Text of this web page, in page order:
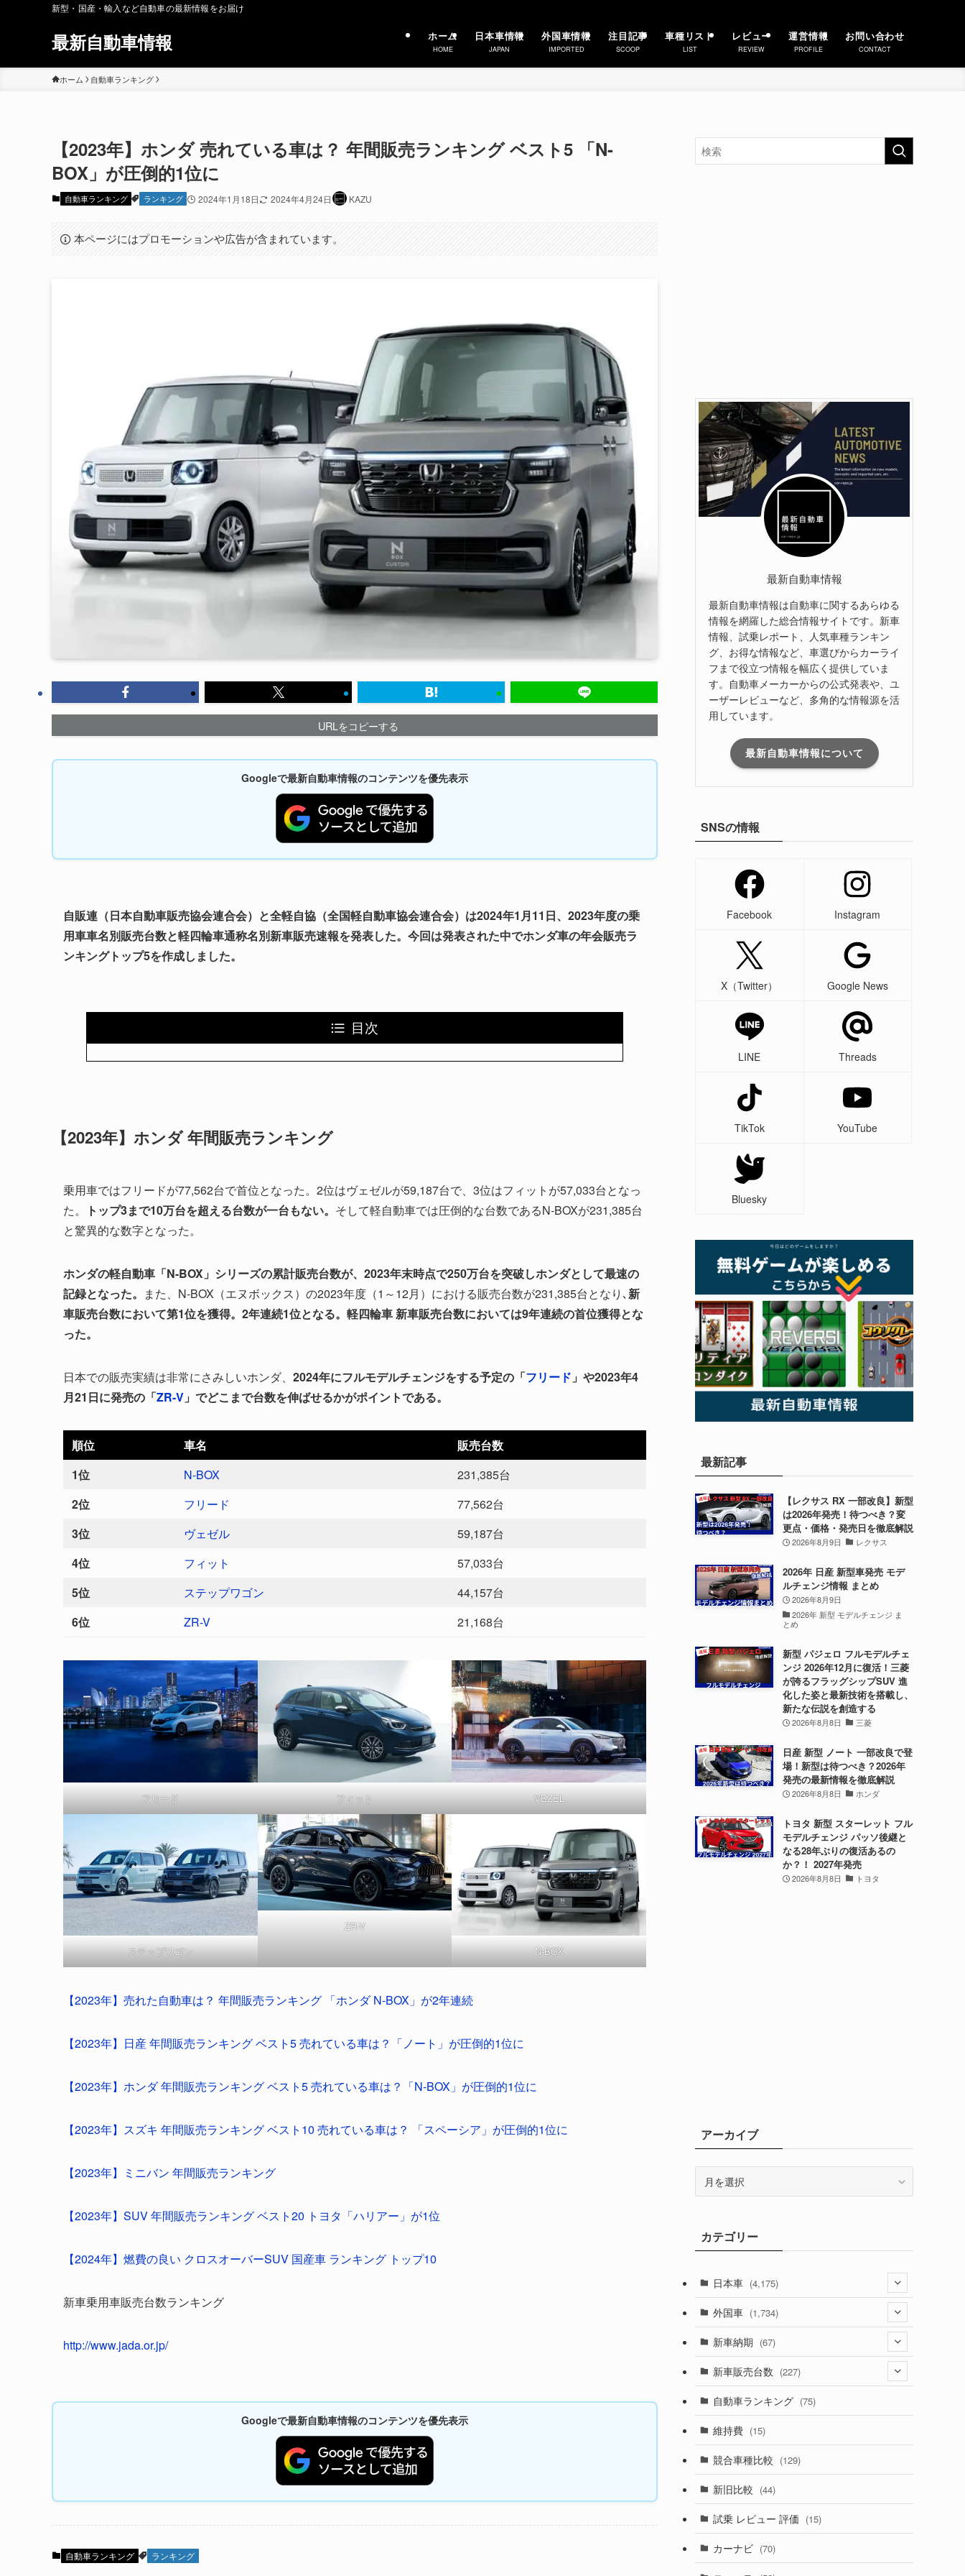
新型・国産・輸入など自動車の最新情報をお届け
最新自動車情報 ホーム
HOME
日本車情報
JAPAN
外国車情報
IMPORTED
注目記事
SCOOP
車種リスト
LIST
レビュー
REVIEW
運営情報
PROFILE
お問い合わせ
CONTACT
ホーム 自動車ランキング
【2023年】ホンダ 売れている車は？ 年間販売ランキング ベスト5 「N-
BOX」が圧倒的1位に
自動車ランキング ランキング 2024年1月18日 2024年4月24日 KAZU
本ページにはプロモーションや広告が含まれています。
URLをコピーする
Googleで最新自動車情報のコンテンツを優先表示
自販連（日本自動車販売協会連合会）と全軽自協（全国軽自動車協会連合会）は2024年1月11日、2023年度の乗
用車車名別販売台数と軽四輪車通称名別新車販売速報を発表した。今回は発表された中でホンダ車の年会販売ラ
ンキングトップ5を作成しました。
目次
【2023年】ホンダ 年間販売ランキング
乗用車ではフリードが77,562台で首位となった。2位はヴェゼルが59,187台で、3位はフィットが57,033台となっ
た。
トップ3まで10万台を超える台数が一台もない。 そして軽自動車では圧倒的な台数であるN-BOXが231,385台
と驚異的な数字となった。
ホンダの軽自動車「N-BOX」シリーズの累計販売台数が、2023年末時点で250万台を突破しホンダとして最速の
記録となった。 また、N-BOX（エヌボックス）の2023年度（1～12月）における販売台数が231,385台となり､新
車販売台数において第1位を獲得。2年連続1位となる。軽四輪車 新車販売台数においては9年連続の首位獲得とな
った。
日本での販売実績は非常にさみしいホンダ、 2024年にフルモデルチェンジをする予定の「フリード 」や2023年4
月21日に発売の「ZR-V 」でどこまで台数を伸ばせるかがポイントである。
順位 車名
販売台数
1位
N-BOX
231,385台
2位
フリード
77,562台
3位
ヴェゼル
59,187台
4位
フィット
57,033台
5位
ステップワゴン
44,157台
6位
ZR-V 21,168台
フリード フィット VEZEL
ステップワゴン
ZR-V
N-BOX
【2023年】売れた自動車は？ 年間販売ランキング 「ホンダ N-BOX」が2年連続
【2023年】日産 年間販売ランキング ベスト5 売れている車は？「ノート」が圧倒的1位に
【2023年】ホンダ 年間販売ランキング ベスト5 売れている車は？「N-BOX」が圧倒的1位に
【2023年】スズキ 年間販売ランキング ベスト10 売れている車は？ 「スペーシア」が圧倒的1位に
【2023年】ミニバン 年間販売ランキング
【2023年】SUV 年間販売ランキング ベスト20 トヨタ「ハリアー」が1位
【2024年】燃費の良い クロスオーバーSUV 国産車 ランキング トップ10
新車乗用車販売台数ランキング
http://www.jada.or.jp/
Googleで最新自動車情報のコンテンツを優先表示
自動車ランキング ランキング
最新自動車情報
最新自動車情報は自動車に関するあらゆる
情報を網羅した総合情報サイトです。新車
情報、試乗レポート、人気車種ランキン
グ、お得な情報など、車選びからカーライ
フまで役立つ情報を幅広く提供していま
す。自動車メーカーからの公式発表や、ユ
ーザーレビューなど、多角的な情報源を活
用しています。
最新自動車情報について
SNSの情報
Facebook Instagram
X（Twitter） Google News
LINE Threads
TikTok YouTube
Bluesky
最新記事
【レクサス RX 一部改良】新型
は2026年発売！待つべき？変
更点・価格・発売日を徹底解説
2026年8月9日 レクサス
2026年 日産 新型車発売 モデ
ルチェンジ情報 まとめ
2026年8月9日
2026年 新型 モデルチェンジ ま
とめ
新型 パジェロ フルモデルチェ
ンジ 2026年12月に復活！三菱
が誇るフラッグシップSUV 進
化した姿と最新技術を搭載し、
新たな伝説を創造する
2026年8月8日 三菱
日産 新型 ノート 一部改良で登
場！新型は待つべき？2026年
発売の最新情報を徹底解説
2026年8月8日 ホンダ
トヨタ 新型 スターレット フル
モデルチェンジ パッソ後継と
なる28年ぶりの復活あるの
か？！ 2027年発売
2026年8月8日 トヨタ
アーカイブ
ブカテゴリー
日本車 (4,175)
(1,321)
(330)
(526)
(357)
(328)
(194)
(230)
(253)
外国車 (1,734)
(188)
(242)
(85)
(84)
(14)
(222)
(50)
(58)
新車納期 (67)
(28)
(8)
(3)
(3)
(5)
(1)
新車販売台数 (227)
(21)
(5)
(7)
(5)
自動車ランキング (75)
維持費 (15)
競合車種比較 (129)
新旧比較 (44)
試乗 レビュー 評価 (15)
カーナビ (70)